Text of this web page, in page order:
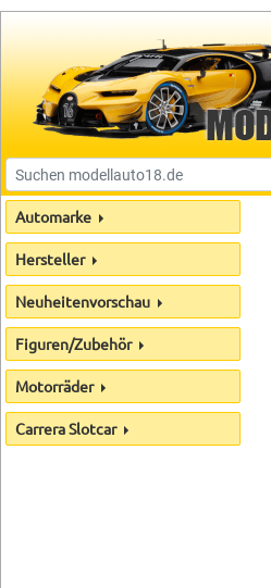
Automarke
Hersteller
Neuheitenvorschau
Figuren/Zubehör
Motorräder
Carrera Slotcar